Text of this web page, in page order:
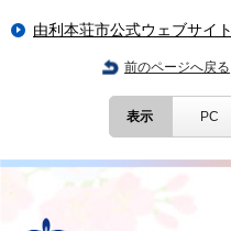
由利本荘市公式ウェブサイト
前のページへ戻る
表示 PC